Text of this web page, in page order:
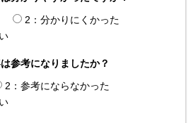
2：分かりにくかった
参考になりましたか？
2：参考にならなかった